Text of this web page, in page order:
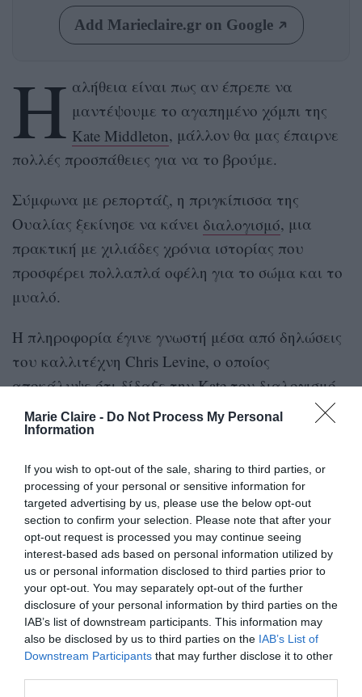
Marie Claire - Do Not Process My Personal
Information
If you wish to opt-out of the sale, sharing to third parties, or
processing of your personal or sensitive information for
targeted advertising by us, please use the below opt-out
section to confirm your selection. Please note that after your
opt-out request is processed you may continue seeing
interest-based ads based on personal information utilized by
us or personal information disclosed to third parties prior to
your opt-out. You may separately opt-out of the further
disclosure of your personal information by third parties on the
IAB’s list of downstream participants. This information may
also be disclosed by us to third parties on the IAB’s List of
Downstream Participants that may further disclose it to other
Add Marieclaire.gr on Google
Η αλήθεια είναι πως αν έπρεπε να
μαντέψουμε το αγαπημένο χόμπι της
Kate Middleton, μάλλον θα μας έπαιρνε
πολλές προσπάθειες για να το βρούμε.
Σύμφωνα με ρεπορτάζ, η πριγκίπισσα της
Ουαλίας ξεκίνησε να κάνει διαλογισμό, μια
πρακτική με χιλιάδες χρόνια ιστορίας που
προσφέρει πολλαπλά οφέλη για το σώμα και το
μυαλό.
Η πληροφορία έγινε γνωστή μέσα από δηλώσεις
του καλλιτέχνη Chris Levine, ο οποίος
αποκάλυψε ότι δίδαξε την Kate τον διαλογισμό.
Παρόλο που δεν μπήκε σε λεπτομέρειες,
ανέφερε ότι η πριγκίπισσα ενδιαφέρεται
ψυχική και σωματική ευεξία, όπως η μείωση του
στρες, η αύξηση της συγκέντρωσης και η
ενίσχυση της εσωτερικής ηρεμίας.
Ο διαλογισμός δεν απαιτεί ειδικό εξοπλισμό και
μπορεί να ενταχθεί εύκολα στην
καθημερινότητα, είτε σε έναν περίπατο, στο
δρόμο για τη δουλειά, ή ακόμα και σε ένα
σύντομο διάλειμμα στο γραφείο.